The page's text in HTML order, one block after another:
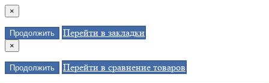
×
Продолжить Перейти в закладки
×
Продолжить
Перейти в сравнение товаров